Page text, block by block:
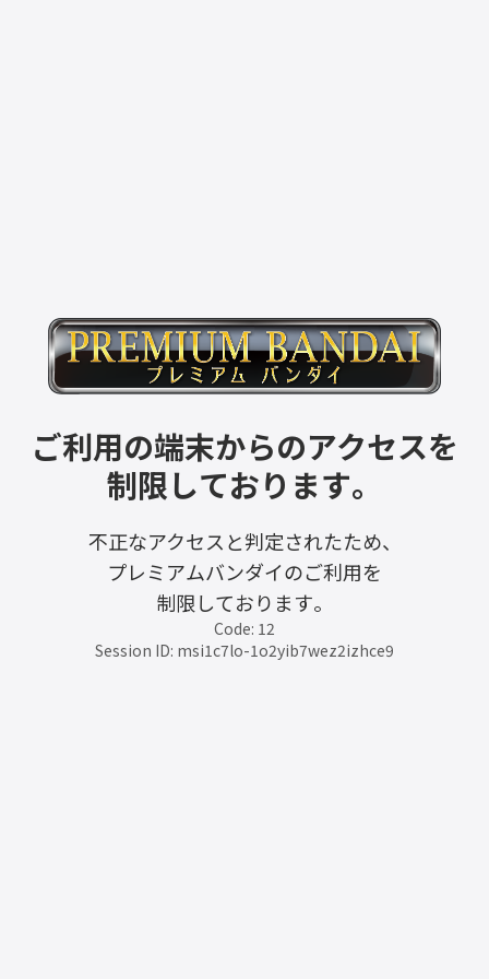
ご利用の端末からのアクセスを
制限しております。
不正なアクセスと判定されたため、
プレミアムバンダイのご利用を
制限しております。
Code: 12
Session ID: msi1c7lo-1o2yib7wez2izhce9